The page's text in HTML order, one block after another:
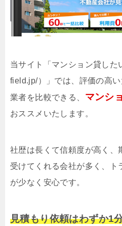
当サイト「マンション貸した
field.jp/）」では、評価の高
業者を比較できる、 マンシ
おススメいたします。
社歴は長くて信頼度が高く、
受けてくれる会社が多く、ト
が少なく安心です。
見積もり依頼はわずか1